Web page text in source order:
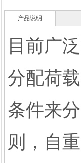
产品说明
目前广
分配荷
条件来
则，自